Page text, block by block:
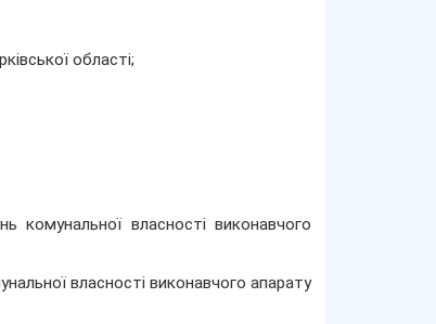
області;
комунальної власності виконавчого
власності виконавчого апарату